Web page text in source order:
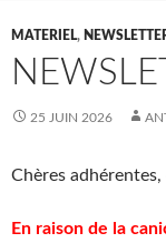
MATERIEL,
25 JUIN 2026
Chères
En raison de la